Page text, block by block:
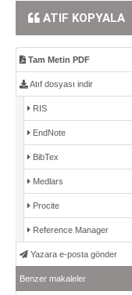
ATIF KOPYALA
Tam Metin PDF
Atıf dosyası indir
RIS
EndNote
BibTex
Medlars
Procite
Reference Manager
Yazara e-posta gönder
Benzer makaleler